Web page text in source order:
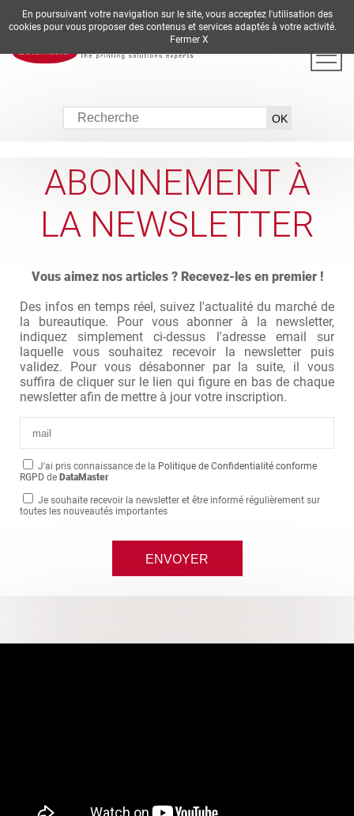
DE EN ES FR IT
ABONNEMENT À
LA NEWSLETTER
Vous aimez nos articles ? Recevez-les en premier !
Des infos en temps réel, suivez l'actualité du marché de
la bureautique. Pour vous abonner à la newsletter,
indiquez simplement ci-dessus l'adresse email sur
laquelle vous souhaitez recevoir la newsletter puis
validez. Pour vous désabonner par la suite, il vous
suffira de cliquer sur le lien qui figure en bas de chaque
newsletter afin de mettre à jour votre inscription.
J'ai pris connaissance de la Politique de Confidentialité conforme
RGPD de DataMaster
Je souhaite recevoir la newsletter et être informé régulièrement sur
toutes les nouveautés importantes
En poursuivant votre navigation sur le site, vous acceptez l'utilisation des
cookies pour vous proposer des contenus et services adaptés à votre activité.
Fermer X